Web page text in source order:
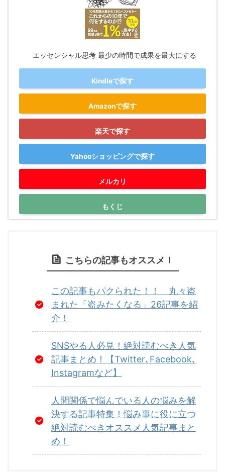
エッセンシャル思考 最少の時間で成果を最大にする
Kindleで探す
Amazonで探す
楽天で探す
Yahooショッピングで探す
メルカリ
もくじ
こちらの記事もオススメ！
この記事もパクられた！！ 丸々盗
まれた「盗みたくなる」26記事を紹
介！
SNSやる人必見！絶対読むべき人気
記事まとめ！【Twitter､Facebook､
Instagramなど】
人間関係で悩んでいる人の悩みを解
決する記事特集！悩み事に役に立つ
絶対読むべきオススメ人気記事まと
め！